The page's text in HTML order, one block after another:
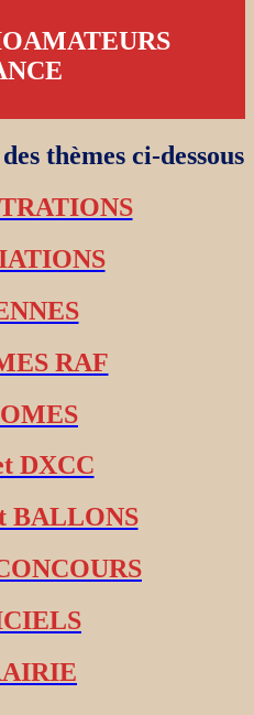
thèmes ci-dessous
RAF
DXCC
BALLONS